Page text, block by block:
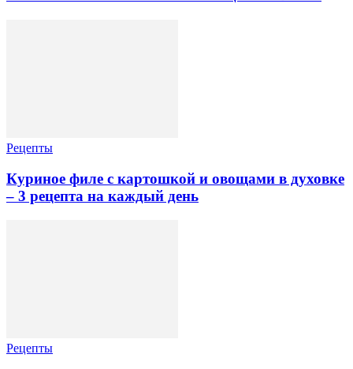
Рецепты
Куриное филе с картошкой и овощами в духовке
– 3 рецепта на каждый день
Рецепты